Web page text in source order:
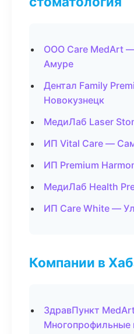
ООО Care MedArt
Амуре
Дентал Family
Новокузнецк
МедиЛаб Laser
ИП Vital Care —
ИП Premium
МедиЛаб Health
ИП Care White —
Компании в
ЗдравПункт
Многопрофильные